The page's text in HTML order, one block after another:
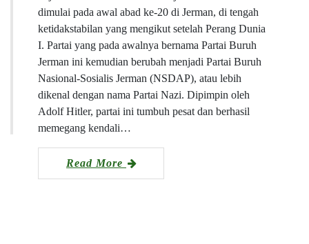
dimulai pada awal abad ke-20 di Jerman, di tengah
ketidakstabilan yang mengikut setelah Perang Dunia
I. Partai yang pada awalnya bernama Partai Buruh
Jerman ini kemudian berubah menjadi Partai Buruh
Nasional-Sosialis Jerman (NSDAP), atau lebih
dikenal dengan nama Partai Nazi. Dipimpin oleh
Adolf Hitler, partai ini tumbuh pesat dan berhasil
memegang kendali…
Read More